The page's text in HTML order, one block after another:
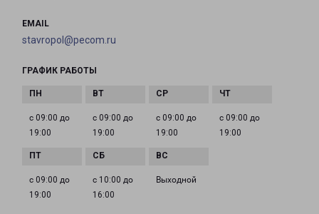
EMAIL
stavropol@pecom.ru
ГРАФИК РАБОТЫ
с 09:00 до
19:00
с 09:00 до
19:00
с 09:00 до
19:00
с 09:00 до
19:00
с 09:00 до
19:00
с 10:00 до
16:00
Выходной